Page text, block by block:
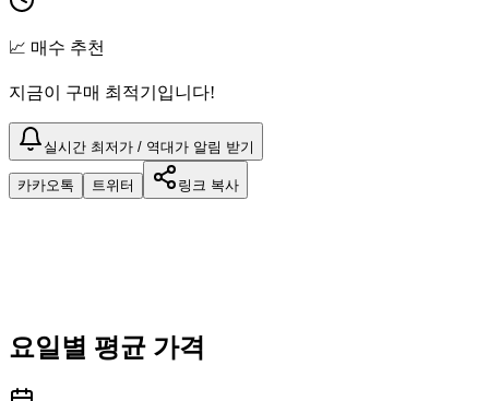
📈 매수 추천
지금이 구매 최적기입니다!
실시간 최저가 / 역대가 알림 받기
카카오톡 트위터 링크 복사
요일별 평균 가격